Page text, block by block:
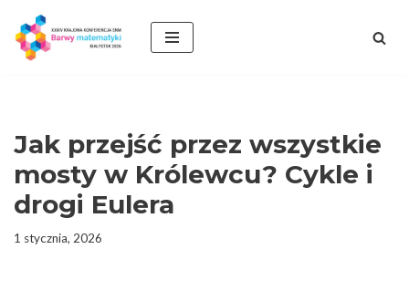
Przejdź
Jak przejść przez wszystkie
mosty w Królewcu? Cykle i
drogi Eulera
1 stycznia, 2026